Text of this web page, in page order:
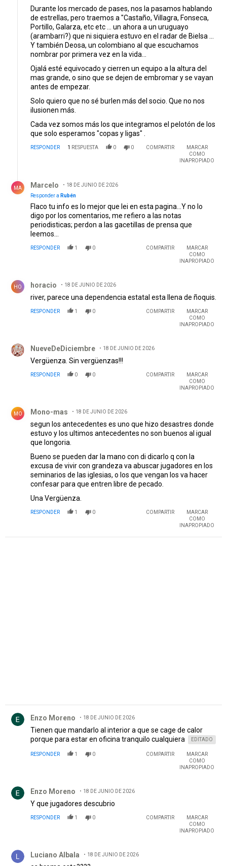
Durante los mercado de pases, nos la pasamos hablando
de estrellas, pero traemos a "Castaño, Villagra, Fonseca,
Portillo, Galarza, etc etc ... un ahora a un uruguayo
(arambarri?) que ni siquiera estuvo en el radar de Bielsa ...
Y también Deosa, un colombiano al que escuchamos
nombrar por primera vez en la vida...
Ojalá esté equivocado y cierren un equipo a la altura del
mas grande, o sino que se dejen de embromar y se vayan
antes de empezar.
Solo quiero que no sé burlen más del socio. Que no nos
ilusionen más.
Cada vez somos más los que integramos el pelotón de los
que solo esperamos "copas y ligas" .
RESPONDER 1 RESPUESTA 0 0 COMPARTIR
MARCAR
COMO
INAPROPIADO
MA Marcelo
18 DE JUNIO DE 2026
Responder a Rubén
Flaco tu info es lo mejor que lei en esta pagina...Y no lo
digo por los comentarios, me refiero a las notas
periodisticas; perdon a las gacetillas de prensa que
leemos...
RESPONDER 1 0 COMPARTIR
MARCAR
COMO
INAPROPIADO
HO horacio 18 DE JUNIO DE 2026
river, parece una dependencia estatal esta llena de ñoquis.
RESPONDER 1 0 COMPARTIR
MARCAR
COMO
INAPROPIADO
NueveDeDiciembre 18 DE JUNIO DE 2026
Vergüenza. Sin vergüenzas!!!
RESPONDER 0 0 COMPARTIR
MARCAR
COMO
INAPROPIADO
MO Mono-mas 18 DE JUNIO DE 2026
segun los antecedentes es uno que hizo desastres donde
estuvo y los ultimos antecedentes no son buenos al igual
que longoria.
Bueno se pueden dar la mano con di dicarlo q con la
excusa de vivir con grandeza va abuscar jugadores en los
seminarios de las iglesias, o los que vengan los va hacer
confesar para que entren libre de pecado.
Una Vergüenza.
RESPONDER 1 0 COMPARTIR
MARCAR
COMO
INAPROPIADO
Enzo Moreno 18 DE JUNIO DE 2026
Tienen que mandarlo al interior a que se cage de calor
porque para estar en oficina tranquilo cualquiera
EDITADO
RESPONDER 1 0 COMPARTIR
MARCAR
COMO
INAPROPIADO
Enzo Moreno 18 DE JUNIO DE 2026
Y que jugadores descubrio
RESPONDER 1 0 COMPARTIR
MARCAR
COMO
INAPROPIADO
Luciano Albala 18 DE JUNIO DE 2026